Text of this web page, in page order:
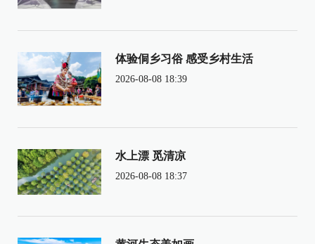
体验侗乡习俗 感受乡村生活
2026-08-08 18:39
水上漂 觅清凉
2026-08-08 18:37